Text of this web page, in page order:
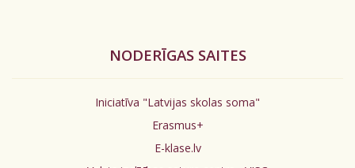
NODERĪGAS SAITES
Iniciatīva "Latvijas skolas soma"
Erasmus+
E-klase.lv